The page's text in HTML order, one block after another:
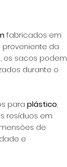
fabricados em
da
, os sacos podem
durante o
para plástico,
resíduos em
de
e